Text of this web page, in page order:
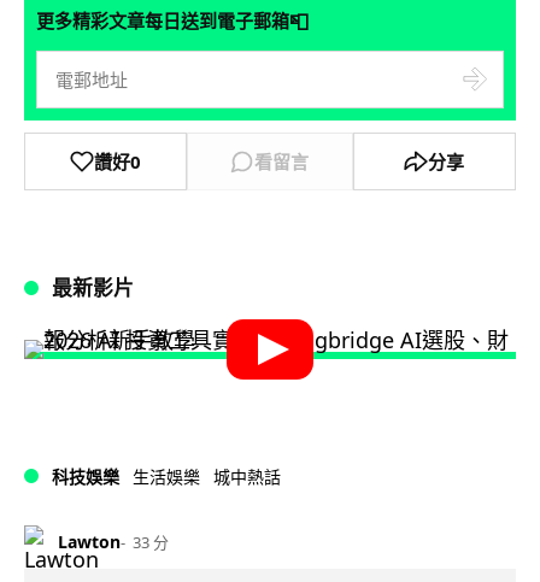
更多精彩文章每日送到電子郵箱📮
讚好0 看留言 分享
最新影片
科技娛樂 生活娛樂 城中熱話
Lawton 33 分